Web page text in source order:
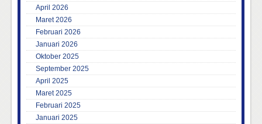
April 2026
Maret 2026
Februari 2026
Januari 2026
Oktober 2025
September 2025
April 2025
Maret 2025
Februari 2025
Januari 2025